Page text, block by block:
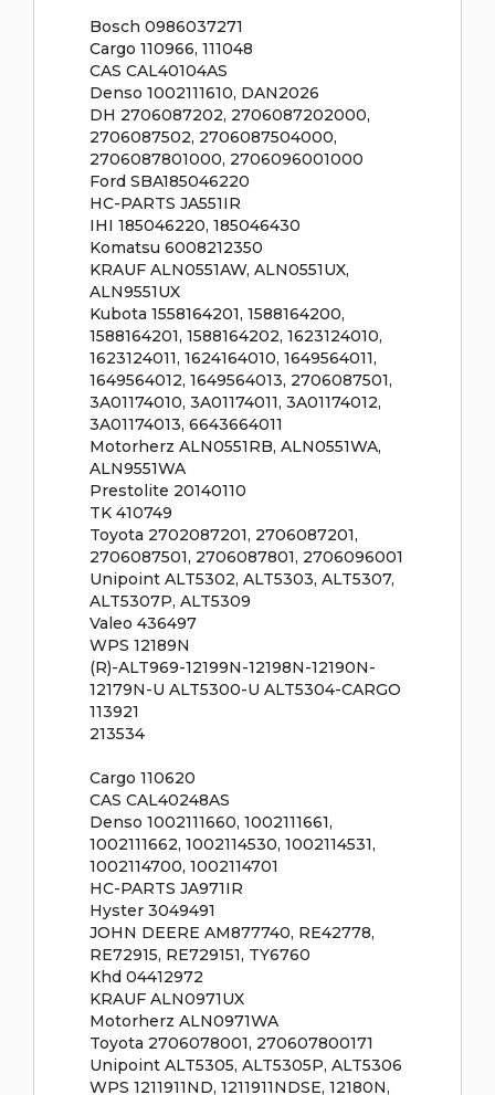
Bosch 0986037271
Cargo 110966, 111048
CAS CAL40104AS
Denso 1002111610, DAN2026
DH 2706087202, 2706087202000,
2706087502, 2706087504000,
2706087801000, 2706096001000
Ford SBA185046220
HC-PARTS JA551IR
IHI 185046220, 185046430
Komatsu 6008212350
KRAUF ALN0551AW, ALN0551UX,
ALN9551UX
Kubota 1558164201, 1588164200,
1588164201, 1588164202, 1623124010,
1623124011, 1624164010, 1649564011,
1649564012, 1649564013, 2706087501,
3A01174010, 3A01174011, 3A01174012,
3A01174013, 6643664011
Motorherz ALN0551RB, ALN0551WA,
ALN9551WA
Prestolite 20140110
TK 410749
Toyota 2702087201, 2706087201,
2706087501, 2706087801, 2706096001
Unipoint ALT5302, ALT5303, ALT5307,
ALT5307P, ALT5309
Valeo 436497
WPS 12189N
(R)-ALT969-12199N-12198N-12190N-
12179N-U ALT5300-U ALT5304-CARGO
113921
213534
Cargo 110620
CAS CAL40248AS
Denso 1002111660, 1002111661,
1002111662, 1002114530, 1002114531,
1002114700, 1002114701
HC-PARTS JA971IR
Hyster 3049491
JOHN DEERE AM877740, RE42778,
RE72915, RE729151, TY6760
Khd 04412972
KRAUF ALN0971UX
Motorherz ALN0971WA
Toyota 2706078001, 270607800171
Unipoint ALT5305, ALT5305P, ALT5306
WPS 1211911ND, 1211911NDSE, 12180N,